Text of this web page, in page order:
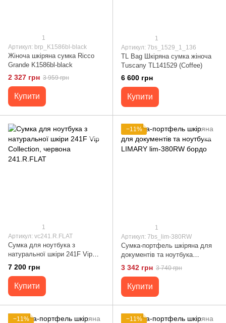
1
Артикул: brp_K1586bl-black
Жіноча шкіряна сумка Ricco
Grande K1586bl-black
2 327 грн 3 959 грн
Купити
1
Артикул: 7bs_1529_1_136
TL Bag Шкіряна сумка жіноча
Tuscany TL141529 (Coffee)
6 600 грн
Купити
1
Артикул: vc241.R.FLAT
Сумка для ноутбука з
натуральної шкіри 241F Vip
Collection, червона 241.R.FLAT
7 200 грн
Купити
−11%
1
Артикул: 7bs_lim-380RW
Сумка-портфель шкіряна для
документів та ноутбука
LIMARY lim-380RW бордо
3 342 грн 3 740 грн
Купити
−11% −11%